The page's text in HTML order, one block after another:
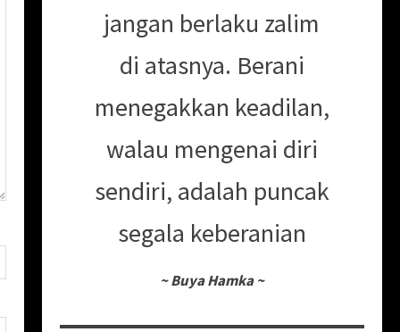
jangan berlaku zalim
di atasnya. Berani
menegakkan keadilan,
walau mengenai diri
sendiri, adalah puncak
segala keberanian
~Buya Hamka ~